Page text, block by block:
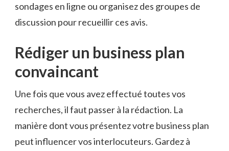
sondages en ligne ou organisez des groupes de
discussion pour recueillir ces avis.
Rédiger un business plan
convaincant
Une fois que vous avez effectué toutes vos
recherches, il faut passer à la rédaction. La
manière dont vous présentez votre business plan
peut influencer vos interlocuteurs. Gardez à